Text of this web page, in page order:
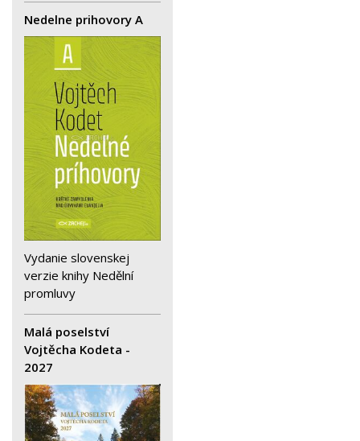
Nedelne prihovory A
Vydanie slovenskej
verzie knihy Nedělní
promluvy
Malá poselství
Vojtěcha Kodeta -
2027